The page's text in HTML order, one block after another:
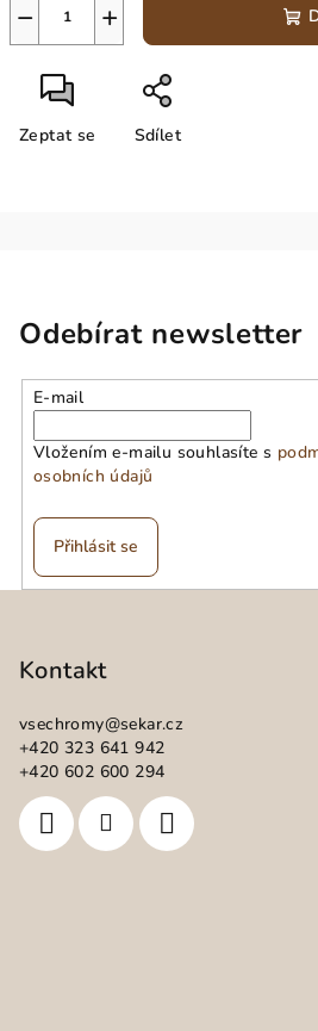
+
−
Zeptat se Sdílet
Odebírat newsletter
E-mail
Vložením e-mailu souhlasíte s
osobních údajů
Přihlásit se
Kontakt
vsechromy@sekar.cz
+420 323 641 942
+420 602 600 294